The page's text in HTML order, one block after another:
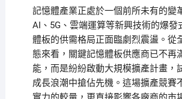
記憶體產業正處於一個前所未有的變
AI、5G、雲端運算等新興技術的爆發
體板的供需格局正面臨劇烈震盪。從
態來看，關鍵記憶體板供應商已不再
能，而是紛紛啟動大規模擴產計畫，
成長浪潮中搶佔先機。這場擴產競賽